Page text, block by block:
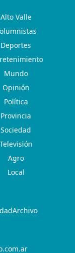
Alto Valle
Deportes
Mundo
Opinión
Política
Provincia
Sociedad
Televisión
Agro
Local
Archivo